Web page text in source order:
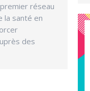
réseau
la santé en
des